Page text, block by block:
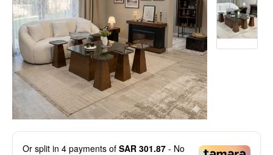
Or split in 4 payments of SAR 301.87 - No